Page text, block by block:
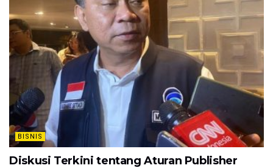
BISNIS
Diskusi Terkini tentang Aturan Publisher